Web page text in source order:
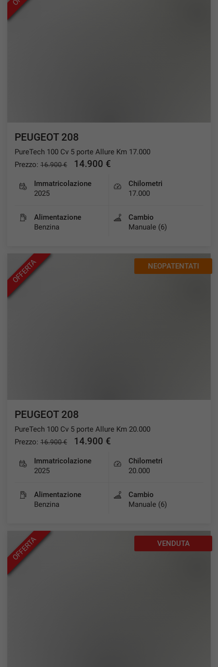
PEUGEOT 208
PureTech 100 Cv 5 porte Allure Km 17.000
Prezzo: 16.900 € 14.900 €
Immatricolazione
2025
Chilometri
17.000
Alimentazione
Benzina
Cambio
Manuale (6)
OFFERTA NEOPATENTATI
PEUGEOT 208
PureTech 100 Cv 5 porte Allure Km 20.000
Prezzo: 16.900 € 14.900 €
Immatricolazione
2025
Chilometri
20.000
Alimentazione
Benzina
Cambio
Manuale (6)
OFFERTA VENDUTA